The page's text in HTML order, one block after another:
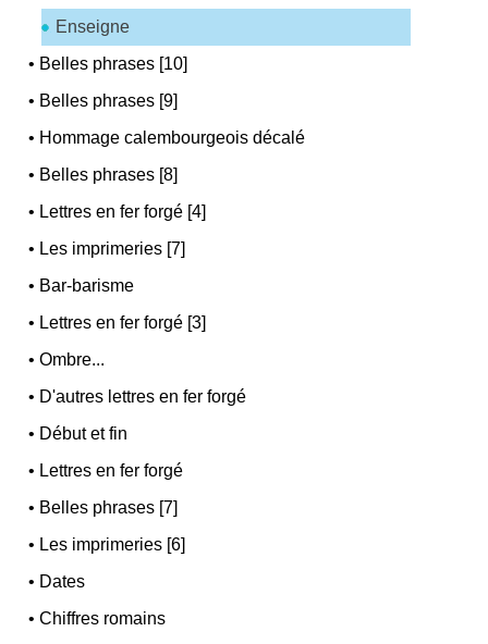
Enseigne
• Belles phrases [10]
• Belles phrases [9]
• Hommage calembourgeois décalé
• Belles phrases [8]
• Lettres en fer forgé [4]
• Les imprimeries [7]
• Bar-barisme
• Lettres en fer forgé [3]
•Ombre...
• D'autres lettres en fer forgé
• Début et fin
• Lettres en fer forgé
• Belles phrases [7]
• Les imprimeries [6]
• Dates
•Chiffres romains